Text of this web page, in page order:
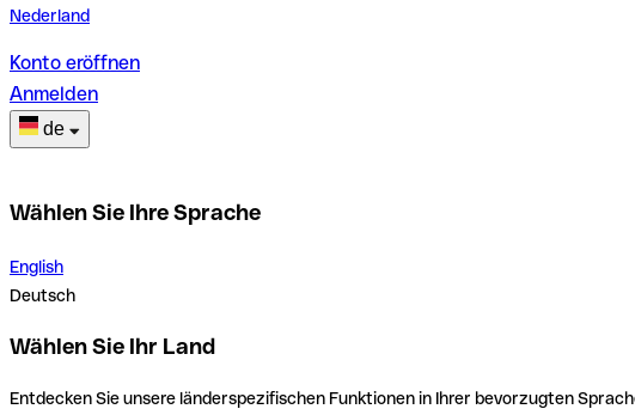
Nederland
Konto eröffnen
Anmelden
de
Wählen Sie Ihre Sprache
English
Deutsch
Wählen Sie Ihr Land
Entdecken Sie unsere länderspezifischen Funktionen in Ihrer bevorzugten